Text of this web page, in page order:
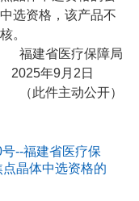
选资格，该产品不
。
福建省医疗保障局
2025年9月2日
（此件主动公开）
--福建省医疗保
晶体中选资格的